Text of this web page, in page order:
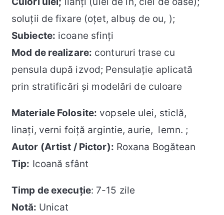
soluţii de fixare (oţet, albuş de ou, );
Subiecte: icoane sfinți
Mod de realizare: contururi trase cu
pensula după izvod; Pensulație aplicată
prin stratificări și modelări de culoare
Materiale Folosite: vopsele ulei, sticlă,
linați, verni foiţă argintie, aurie, lemn. ;
Autor (Artist / Pictor): Roxana Bogătean
Tip: Icoană sfânt
Timp de execuție: 7-15 zile
Notă: Unicat